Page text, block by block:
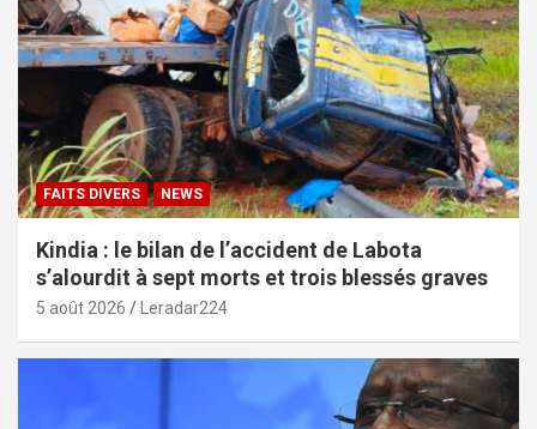
FAITS DIVERS NEWS
Kindia : le bilan de l’accident de Labota
s’alourdit à sept morts et trois blessés graves
5 août 2026 Leradar224